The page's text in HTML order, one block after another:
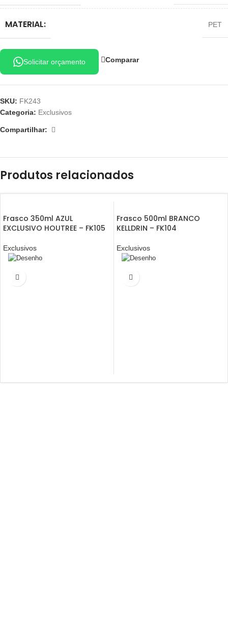
MATERIAL: PET
Solicitar orçamento Comparar
SKU: FK243
Categoria: Exclusivos
Compartilhar:
Produtos relacionados
Frasco 350ml AZUL
EXCLUSIVO HOUTREE – FK105
Exclusivos
Frasco 500ml BRANCO
KELLDRIN – FK104
Exclusivos